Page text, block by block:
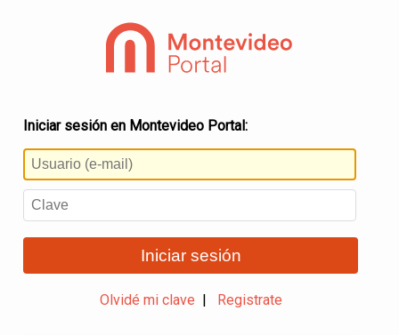
Iniciar sesión en Montevideo Portal:
Iniciar sesión
Olvidé mi clave Registrate